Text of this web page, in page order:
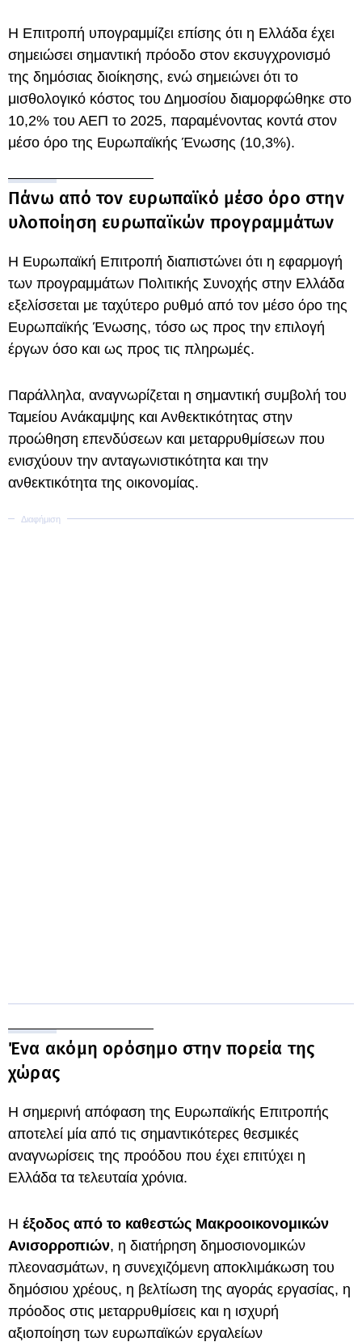
Η Επιτροπή υπογραμμίζει επίσης ότι η Ελλάδα έχει
σημειώσει σημαντική πρόοδο στον εκσυγχρονισμό
της δημόσιας διοίκησης, ενώ σημειώνει ότι το
μισθολογικό κόστος του Δημοσίου διαμορφώθηκε στο
10,2% του ΑΕΠ το 2025, παραμένοντας κοντά στον
μέσο όρο της Ευρωπαϊκής Ένωσης (10,3%).
Πάνω από τον ευρωπαϊκό μέσο όρο στην
υλοποίηση ευρωπαϊκών προγραμμάτων
Η Ευρωπαϊκή Επιτροπή διαπιστώνει ότι η εφαρμογή
των προγραμμάτων Πολιτικής Συνοχής στην Ελλάδα
εξελίσσεται με ταχύτερο ρυθμό από τον μέσο όρο της
Ευρωπαϊκής Ένωσης, τόσο ως προς την επιλογή
έργων όσο και ως προς τις πληρωμές.
Παράλληλα, αναγνωρίζεται η σημαντική συμβολή του
Ταμείου Ανάκαμψης και Ανθεκτικότητας στην
προώθηση επενδύσεων και μεταρρυθμίσεων που
ενισχύουν την ανταγωνιστικότητα και την
ανθεκτικότητα της οικονομίας.
Ένα ακόμη ορόσημο στην πορεία της
χώρας
Η σημερινή απόφαση της Ευρωπαϊκής Επιτροπής
αποτελεί μία από τις σημαντικότερες θεσμικές
αναγνωρίσεις της προόδου που έχει επιτύχει η
Ελλάδα τα τελευταία χρόνια.
Η έξοδος από το καθεστώς Μακροοικονομικών
Ανισορροπιών, η διατήρηση δημοσιονομικών
πλεονασμάτων, η συνεχιζόμενη αποκλιμάκωση του
δημόσιου χρέους, η βελτίωση της αγοράς εργασίας, η
πρόοδος στις μεταρρυθμίσεις και η ισχυρή
αξιοποίηση των ευρωπαϊκών εργαλείων